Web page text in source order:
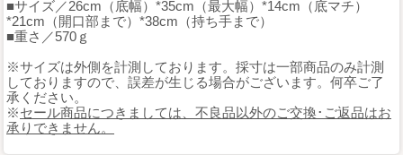
■サイズ／26cm（底幅）*35cm（最大幅）*14cm（底マチ）
*21cm（開口部まで）*38cm（持ち手まで）
■重さ／570ｇ
※サイズは外側を計測しております。採寸は一部商品のみ計測
しておりますので、誤差が生じる場合がございます。何卒ご了
承ください。
※セール商品につきましては、不良品以外のご交換･ご返品はお
承りできません。